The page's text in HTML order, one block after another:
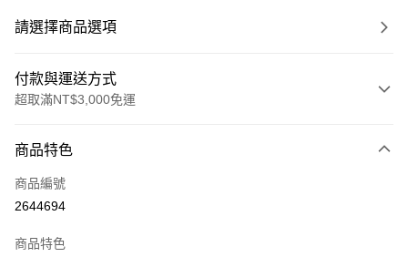
請選擇商品選項
付款與運送方式
超取滿NT$3,000免運
信用卡一次付款
信用卡分期付款
合作金庫商業銀行
6 期 0 利率 每期
商品特色
商品編號
2644694
商品特色